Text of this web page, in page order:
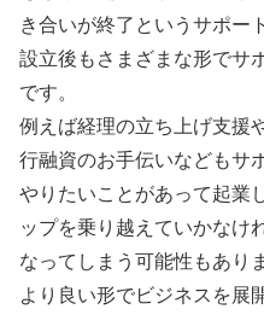
き合いが終了というサポー
設立後もさまざまな形でサ
です。
例えば経理の立ち上げ支援
行融資のお手伝いなどもサ
やりたいことがあって起業
ップを乗り越えていかなけ
なってしまう可能性もあり
より良い形でビジネスを展